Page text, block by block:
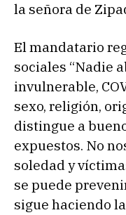
la señora de
El mandatario
sociales “Nadie
invulnerable,
sexo, religión,
distingue a
expuestos. No
soledad y
se puede
sigue haciendo